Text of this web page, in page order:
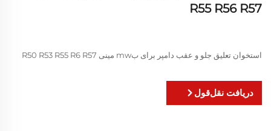
R55 R56 R57
استخوان تعلیق جلو و عقب دامپر برای بmw مینی R50 R53 R55 R6 R57
دریافت نقل‌قول